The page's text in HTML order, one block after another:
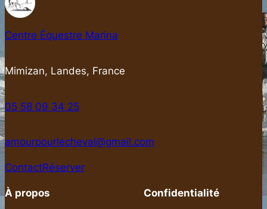
Centre Équestre Marina
Mimizan, Landes, France
05 58 09 34 25
amourpourlecheval@gmail.com
ContactRéserver
À propos Confidentialité